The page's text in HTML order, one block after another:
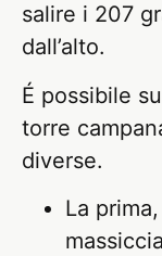
salire i 207
dall’alto.
É possibile
torre
diverse.
La